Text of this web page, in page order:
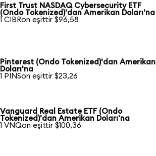
First Trust NASDAQ Cybersecurity ETF
(Ondo Tokenized)'dan Amerikan Doları'na
1 CIBRon eşittir $96,58
Pinterest (Ondo Tokenized)'dan Amerikan
Doları'na
1 PINSon eşittir $23,26
Vanguard Real Estate ETF (Ondo
Tokenized)'dan Amerikan Doları'na
1 VNQon eşittir $100,36